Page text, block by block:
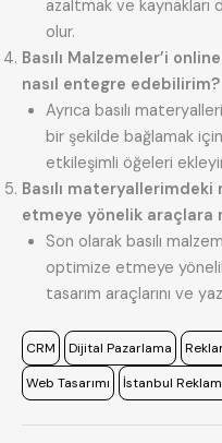
azaltmak ve kaynakları
olur.
Basılı Malzemeler’i
nasıl entegre edebilirim?
Ayrıca basılı
bir şekilde bağlamak için
etkileşimli öğeleri
Basılı
etmeye yönelik araçlara
Son olarak basılı
optimize etmeye
tasarım araçlarını ve
CRM Dijital Pazarlama
Web Tasarımı
İstanbul Reklam